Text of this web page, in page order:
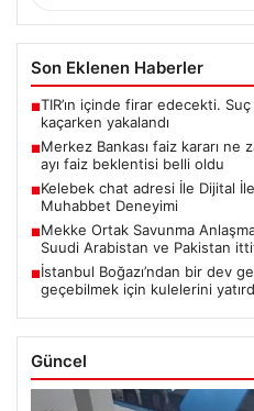
Son Eklenen Haberler
■TIR’ın içinde firar edecekti.
kaçarken yakalandı
■Merkez Bankası faiz kararı ne
ayı faiz beklentisi belli oldu
■Kelebek chat adresi İle Dijital
Muhabbet Deneyimi
■Mekke Ortak Savunma
Suudi Arabistan ve Pakistan
■İstanbul Boğazı’ndan bir dev
geçebilmek için kulelerini
Güncel